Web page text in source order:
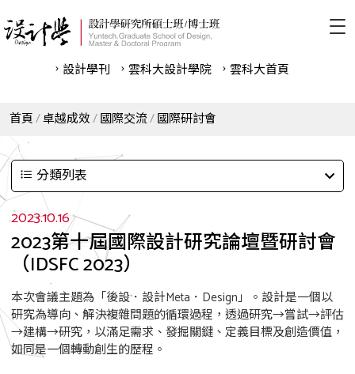
設計學刊 雲科⼤設計學院 雲科⼤首頁
首頁 卓越成效 國際交流 國際研討會
分類列表
2023.10.16
2023第十屆國際設計研究論壇暨研討會
（IDSFC 2023）
本次會議主題為「後設．設計Meta．Design」。設計是一個以
研究為導向、解決複雜問題的循環過程，透過研究→嘗試→評估
→建構→研究，以滿足需求、發掘關鍵、定義目標及創造價值，
如同是一個轉動創生的歷程。